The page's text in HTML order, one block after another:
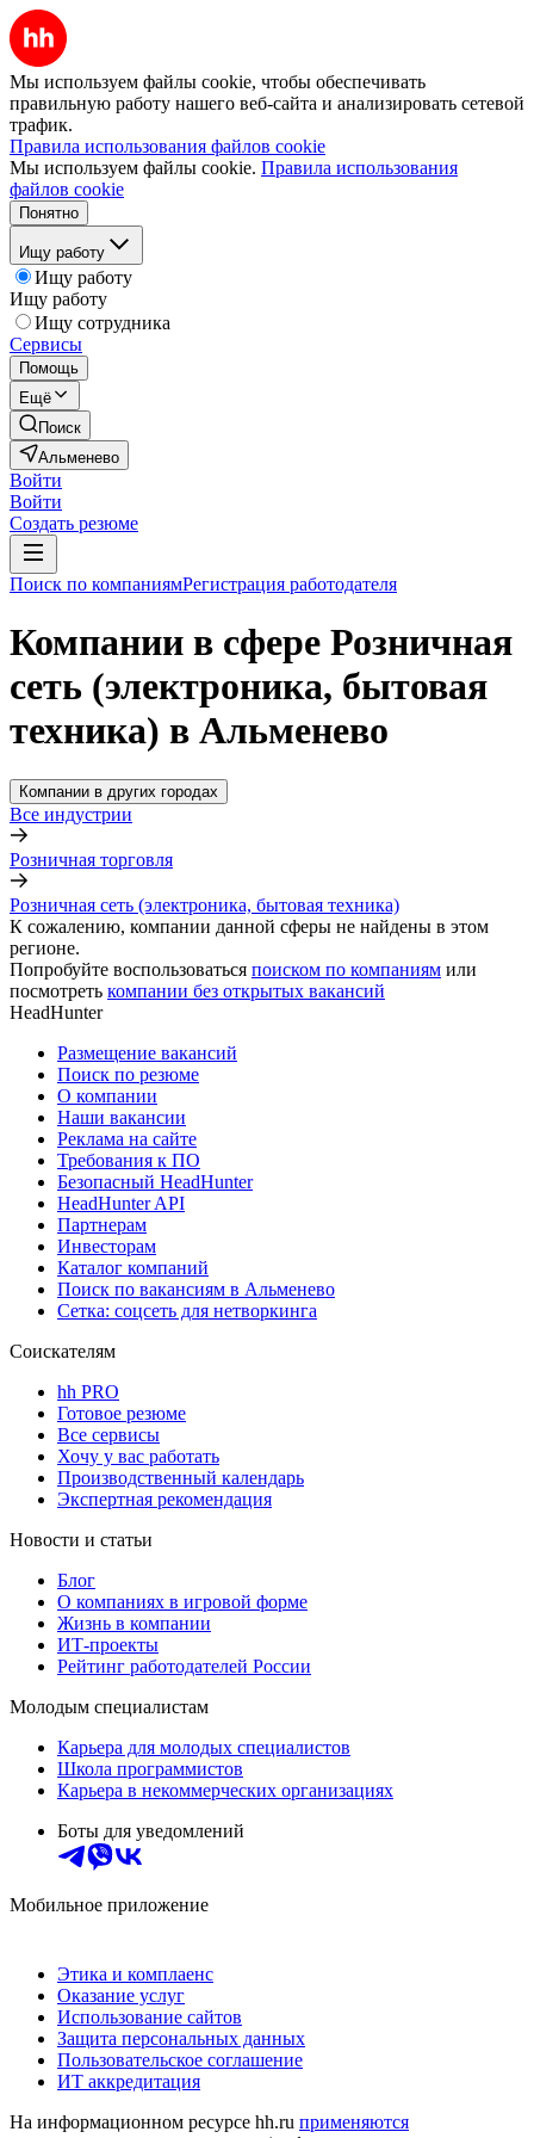
Мы используем файлы cookie, чтобы обеспечивать
правильную работу нашего веб-сайта и анализировать сетевой
трафик.
Правила использования файлов cookie
Мы используем файлы cookie. Правила использования
файлов cookie
Понятно
Ищу работу
Ищу работу
Ищу работу
Ищу сотрудника
Сервисы
Помощь
Ещё
Поиск
Альменево
Войти
Войти
Создать резюме
Поиск по компаниямРегистрация работодателя
Компании в сфере Розничная
сеть (электроника, бытовая
техника) в Альменево
Компании в других городах
Все индустрии
Розничная торговля
Розничная сеть (электроника, бытовая техника)
К сожалению, компании данной сферы не найдены в этом
регионе.
Попробуйте воспользоваться поиском по компаниям или
посмотреть компании без открытых вакансий
HeadHunter
Размещение вакансий
Поиск по резюме
О компании
Наши вакансии
Реклама на сайте
Требования к ПО
Безопасный HeadHunter
HeadHunter API
Партнерам
Инвесторам
Каталог компаний
Поиск по вакансиям в Альменево
Сетка: соцсеть для нетворкинга
Соискателям
hh PRO
Готовое резюме
Все сервисы
Хочу у вас работать
Производственный календарь
Экспертная рекомендация
Новости и статьи
Блог
О компаниях в игровой форме
Жизнь в компании
ИТ-проекты
Рейтинг работодателей России
Молодым специалистам
Карьера для молодых специалистов
Школа программистов
Карьера в некоммерческих организациях
Боты для уведомлений
Мобильное приложение
Этика и комплаенс
Оказание услуг
Использование сайтов
Защита персональных данных
Пользовательское соглашение
ИТ аккредитация
На информационном ресурсе hh.ru применяются